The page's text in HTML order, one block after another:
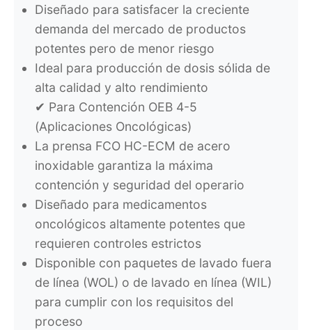
Diseñado para satisfacer la creciente
demanda del mercado de productos
potentes pero de menor riesgo
Ideal para producción de dosis sólida de
alta calidad y alto rendimiento
✔ Para Contención OEB 4-5
(Aplicaciones Oncológicas)
La prensa FCO HC-ECM de acero
inoxidable garantiza la máxima
contención y seguridad del operario
Diseñado para medicamentos
oncológicos altamente potentes que
requieren controles estrictos
Disponible con paquetes de lavado fuera
de línea (WOL) o de lavado en línea (WIL)
para cumplir con los requisitos del
proceso